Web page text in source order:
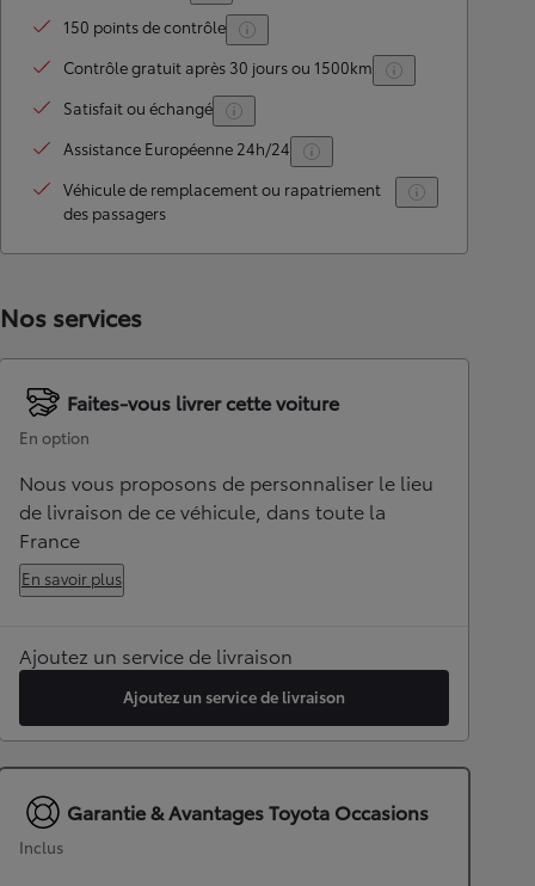
150 points de contrôle
Contrôle gratuit après 30 jours ou 1500km
Satisfait ou échangé
Assistance Européenne 24h/24
Véhicule de remplacement ou rapatriement
des passagers
Nos services
Faites-vous livrer cette voiture
En option
Nous vous proposons de personnaliser le lieu
de livraison de ce véhicule, dans toute la
France
En savoir plus
Ajoutez un service de livraison
Ajoutez un service de livraison
Garantie & Avantages Toyota Occasions
Inclus